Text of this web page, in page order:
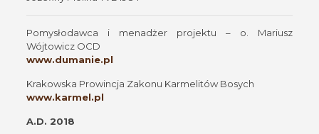
Pomysłodawca i menadżer projektu – o. Mariusz
Wójtowicz OCD
www.dumanie.pl
Krakowska Prowincja Zakonu Karmelitów Bosych
www.karmel.pl
A.D. 2018